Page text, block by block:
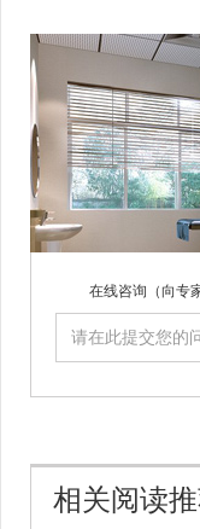
在线咨询 （向
相关阅读推